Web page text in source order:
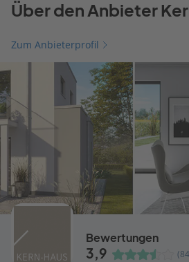
Über den Anbieter
Zum Anbieterprofil
Bewertungen
3,9